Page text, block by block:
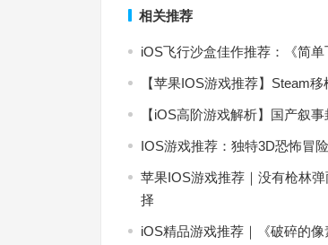
相关推荐
iOS飞行沙盒佳作推荐：《简
【苹果IOS游戏推荐】Steam
【iOS高阶游戏解析】国产叙
IOS游戏推荐：独特3D恐怖冒
苹果IOS游戏推荐｜没有枪林
择
iOS精品游戏推荐｜《破碎的